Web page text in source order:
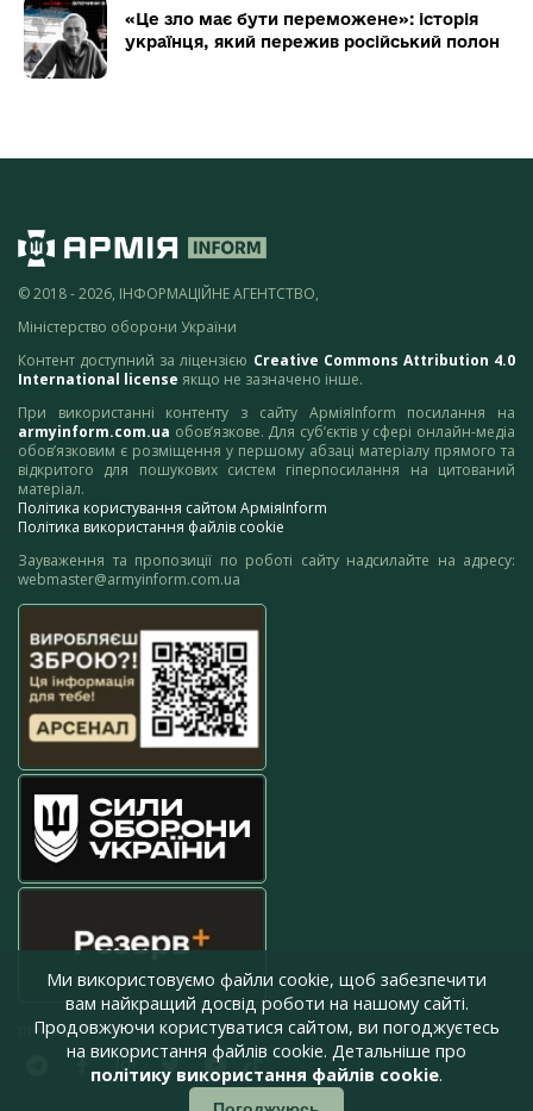
«Це зло має бути переможене»: історія
українця, який пережив російський полон
© 2018 - 2026, ІНФОРМАЦІЙНЕ АГЕНТСТВО,
Міністерство оборони України
Контент доступний за ліцензією Creative Commons Attribution 4.0
International license якщо не зазначено інше.
При використанні контенту з сайту АрміяInform посилання на
armyinform.com.ua обов’язкове. Для суб’єктів у сфері онлайн-медіа
обов’язковим є розміщення у першому абзаці матеріалу прямого та
відкритого для пошукових систем гіперпосилання на цитований
матеріал.
Політика користування сайтом АрміяInform
Політика використання файлів cookie
Зауваження та пропозиції по роботі сайту надсилайте на адресу:
webmaster@armyinform.com.ua
press@armyinform.com.ua
Ми використовуємо файли cookie, щоб забезпечити
вам найкращий досвід роботи на нашому сайті.
Продовжуючи користуватися сайтом, ви погоджуєтесь
на використання файлів cookie. Детальніше про
політику використання файлів cookie.